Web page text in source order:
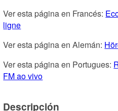
Ver esta página en Francés:
ligne
Ver esta página en Alemán:
Ver esta página en Portugues:
FM ao vivo
Descripción